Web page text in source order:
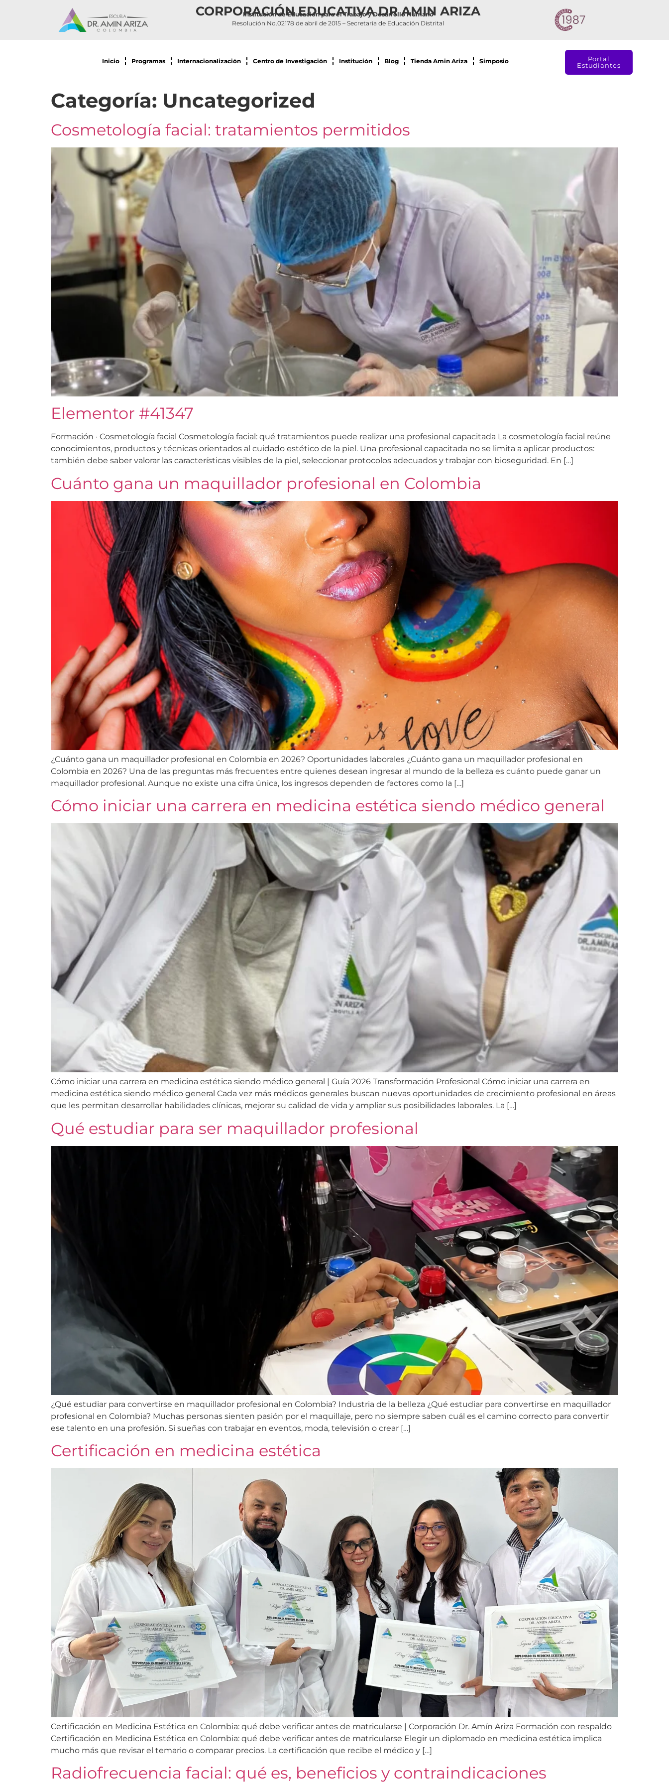
CORPORACIÓN EDUCATIVA DR AMIN ARIZA
Institución de Educación para el Trabajo y Desarrollo Humano
Resolución No.02178 de abril de 2015 – Secretaria de Educación Distrital
Inicio Programas Internacionalización Centro de Investigación Institución Blog Tienda Amin Ariza Simposio
Portal
Estudiantes
Categoría: Uncategorized
Cosmetología facial: tratamientos permitidos
Elementor #41347
Formación · Cosmetología facial Cosmetología facial: qué tratamientos puede realizar una profesional capacitada La cosmetología facial reúne
conocimientos, productos y técnicas orientados al cuidado estético de la piel. Una profesional capacitada no se limita a aplicar productos:
también debe saber valorar las características visibles de la piel, seleccionar protocolos adecuados y trabajar con bioseguridad. En […]
Cuánto gana un maquillador profesional en Colombia
¿Cuánto gana un maquillador profesional en Colombia en 2026? Oportunidades laborales ¿Cuánto gana un maquillador profesional en
Colombia en 2026? Una de las preguntas más frecuentes entre quienes desean ingresar al mundo de la belleza es cuánto puede ganar un
maquillador profesional. Aunque no existe una cifra única, los ingresos dependen de factores como la […]
Cómo iniciar una carrera en medicina estética siendo médico general
Cómo iniciar una carrera en medicina estética siendo médico general | Guía 2026 Transformación Profesional Cómo iniciar una carrera en
medicina estética siendo médico general Cada vez más médicos generales buscan nuevas oportunidades de crecimiento profesional en áreas
que les permitan desarrollar habilidades clínicas, mejorar su calidad de vida y ampliar sus posibilidades laborales. La […]
Qué estudiar para ser maquillador profesional
¿Qué estudiar para convertirse en maquillador profesional en Colombia? Industria de la belleza ¿Qué estudiar para convertirse en maquillador
profesional en Colombia? Muchas personas sienten pasión por el maquillaje, pero no siempre saben cuál es el camino correcto para convertir
ese talento en una profesión. Si sueñas con trabajar en eventos, moda, televisión o crear […]
Certificación en medicina estética
Certificación en Medicina Estética en Colombia: qué debe verificar antes de matricularse | Corporación Dr. Amín Ariza Formación con respaldo
Certificación en Medicina Estética en Colombia: qué debe verificar antes de matricularse Elegir un diplomado en medicina estética implica
mucho más que revisar el temario o comparar precios. La certificación que recibe el médico y […]
Radiofrecuencia facial: qué es, beneficios y contraindicaciones